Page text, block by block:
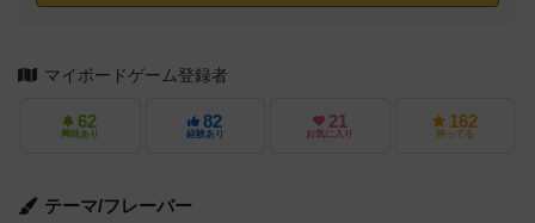
マイボードゲーム登録者
62
興味あり
82
経験あり
21
お気に入り
162
持ってる
テーマ/フレーバー